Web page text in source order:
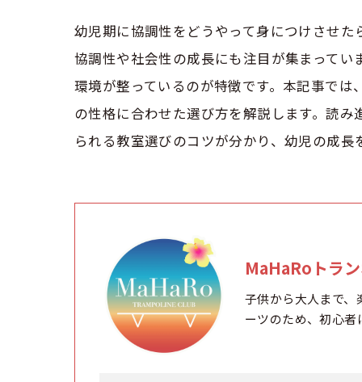
幼児期に協調性をどうやって身につけさせ
協調性や社会性の成長にも注目が集まって
環境が整っているのが特徴です。本記事で
の性格に合わせた選び方を解説します。読
られる教室選びのコツが分かり、幼児の成長
MaHaRoトラ
子供から大人まで、
ーツのため、初心者